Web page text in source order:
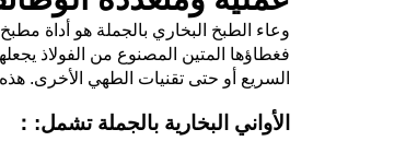
وعاء الطبخ البخاري بالجملة هو أداة
فغطاؤها المتين المصنوع من الفولاذ
السريع أو حتى تقنيات الطهي الأخرى.
الأواني البخارية بالجملة تشمل:：